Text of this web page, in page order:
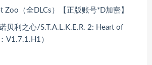
Zoo（全DLCs）【正版账号*D加密】